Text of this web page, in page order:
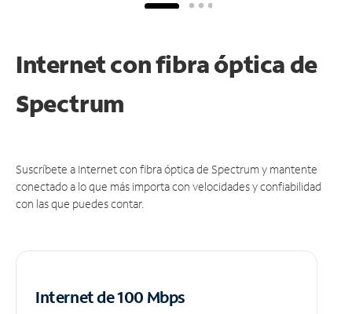
Internet con fibra óptica de
Spectrum
Suscríbete a Internet con fibra óptica de Spectrum y mantente
conectado a lo que más importa con velocidades y confiabilidad
con las que puedes contar.
Internet de 100 Mbps